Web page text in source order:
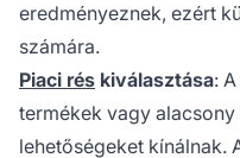
eredményeznek, ezért
számára.
Piaci rés kiválasztása:
termékek vagy
lehetőségeket kínálnak.